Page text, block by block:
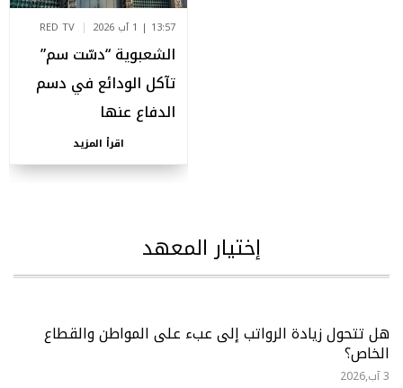
13:57 | 1 آب 2026 RED TV
الشعبوية “دسّت سم”
تآكل الودائع في دسم
الدفاع عنها
اقرأ المزيد
إختيار المعهد
هل تتحول زيادة الرواتب إلى عبء على المواطن والقطاع
الخاص؟
3 آب,2026